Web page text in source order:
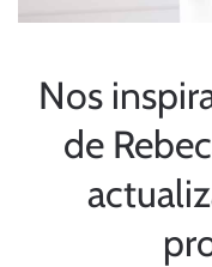
Nos
de